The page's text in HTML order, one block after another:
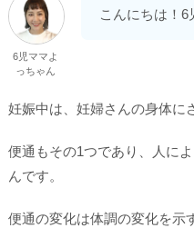
6児ママよ
っちゃん
こんにちは！6
妊娠中は、妊婦さんの身体に
便通もその1つであり、人に
んです。
便通の変化は体調の変化を示